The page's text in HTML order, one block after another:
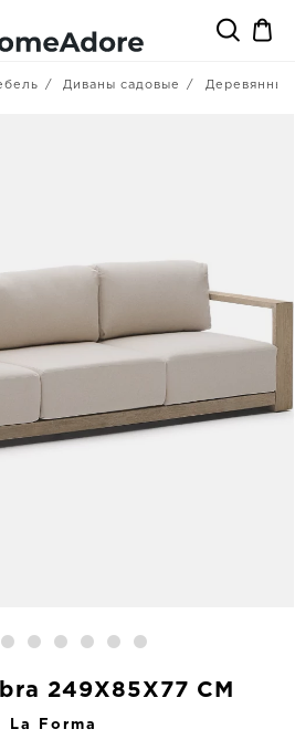
Диваны садовые Деревянные
249X85X77 CM
La Forma